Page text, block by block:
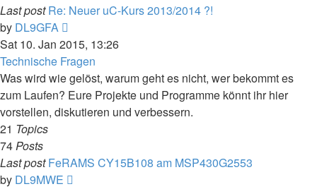
Last post Re: Neuer uC-Kurs 2013/2014 ?!
by DL9GFA
the
latest
post
Sat 10. Jan 2015, 13:26
Technische Fragen
Was wird wie gelöst, warum geht es nicht, wer bekommt es
zum Laufen? Eure Projekte und Programme könnt ihr hier
vorstellen, diskutieren und verbessern.
21 Topics
74Posts
Last post FeRAMS CY15B108 am MSP430G2553
by DL9MWE